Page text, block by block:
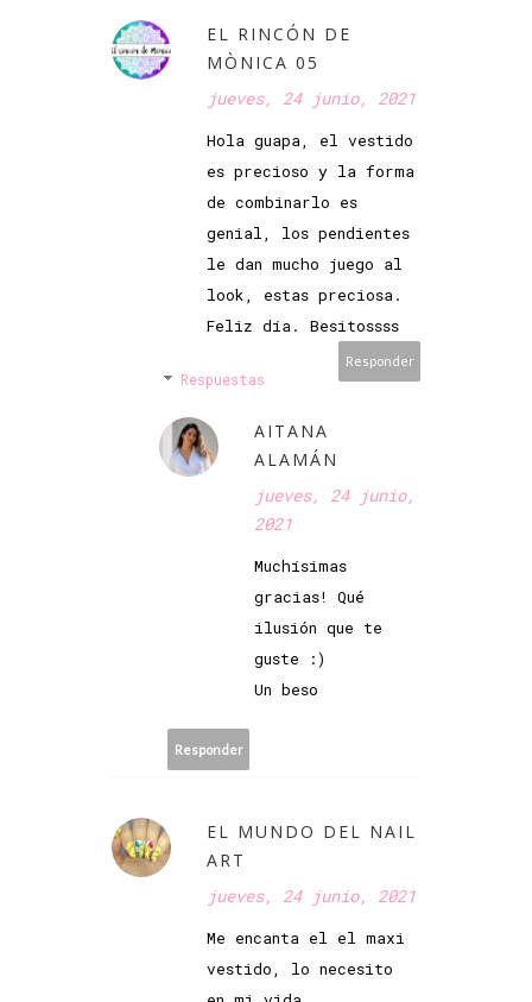
EL RINCÓN DE
MÒNICA 05
jueves, 24 junio, 2021
Hola guapa, el vestido
es precioso y la forma
de combinarlo es
genial, los pendientes
le dan mucho juego al
look, estas preciosa.
Feliz día. Besitossss
Responder
Respuestas
AITANA
ALAMÁN
jueves, 24 junio,
2021
Muchísimas
gracias! Qué
ilusión que te
guste :)
Un beso
Responder
EL MUNDO DEL NAIL
ART
jueves, 24 junio, 2021
Me encanta el el maxi
vestido, lo necesito